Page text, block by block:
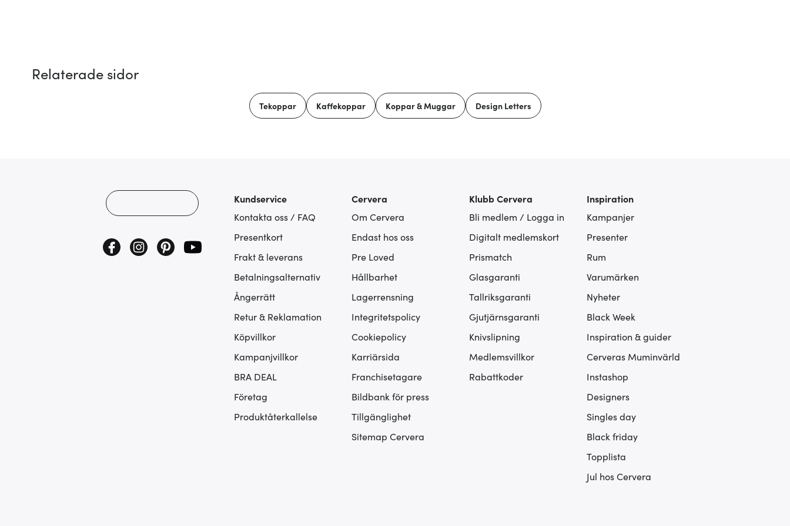
Relaterade sidor
Tekoppar Kaffekoppar Koppar & Muggar Design Letters
Kundservice
Kontakta oss / FAQ
Presentkort
Frakt & leverans
Betalningsalternativ
Ångerrätt
Retur & Reklamation
Köpvillkor
Kampanjvillkor
BRA DEAL
Företag
Produktåterkallelse
Cervera
Om Cervera
Endast hos oss
Pre Loved
Hållbarhet
Lagerrensning
Integritetspolicy
Cookiepolicy
Karriärsida
Franchisetagare
Bildbank för press
Tillgänglighet
Sitemap Cervera
Klubb Cervera
Bli medlem / Logga in
Digitalt medlemskort
Prismatch
Glasgaranti
Tallriksgaranti
Gjutjärnsgaranti
Knivslipning
Medlemsvillkor
Rabattkoder
Inspiration
Kampanjer
Presenter
Rum
Varumärken
Nyheter
Black Week
Inspiration & guider
Cerveras Muminvärld
Instashop
Designers
Singles day
Black friday
Topplista
Jul hos Cervera